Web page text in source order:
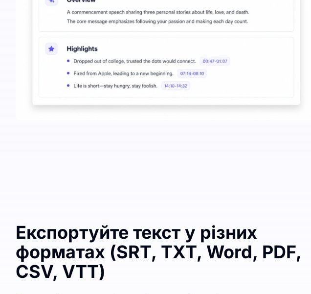
Експортуйте текст у різних
форматах (SRT, TXT, Word, PDF,
CSV, VTT)